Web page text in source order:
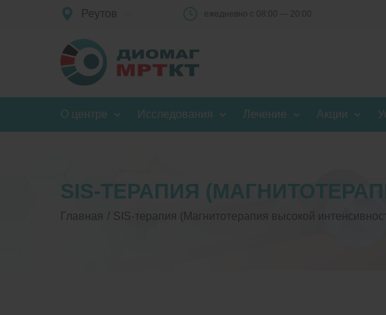
Реутов ежедневно с 08:00 — 20:00
О центре Исследования Лечение Акции
SIS-ТЕРАПИЯ
Главная SIS-терапия (Магнитотерапия высокой